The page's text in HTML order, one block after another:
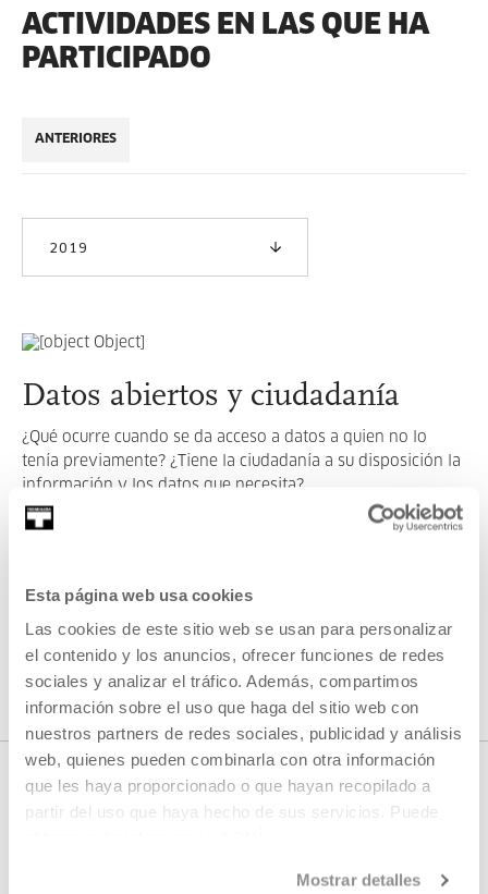
Esta página web usa cookies
Las cookies de este sitio web se usan para personalizar
el contenido y los anuncios, ofrecer funciones de redes
sociales y analizar el tráfico. Además, compartimos
información sobre el uso que haga del sitio web con
nuestros partners de redes sociales, publicidad y análisis
web, quienes pueden combinarla con otra información
que les haya proporcionado o que hayan recopilado a
partir del uso que haya hecho de sus servicios. Puede
Mostrar detalles
ACTIVIDADES EN LAS QUE HA
PARTICIPADO
ANTERIORES
2019
Datos abiertos y ciudadanía
¿Qué ocurre cuando se da acceso a datos a quien no lo
tenía previamente? ¿Tiene la ciudadanía a su disposición la
información y los datos que necesita?
VER TODOS LOS ARTISTAS Y CREADORES/AS